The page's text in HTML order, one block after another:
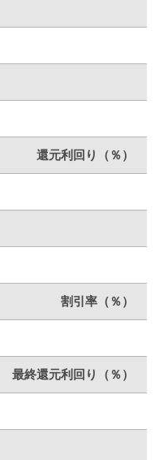
還元利回り（％）
割引率（％）
最終還元利回り（％）